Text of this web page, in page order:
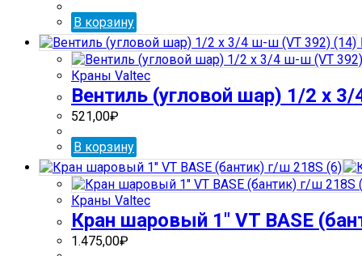
В корзину
Краны Valtec
Вентиль (угловой шар) 1/2 х
521,00₽
В корзину
Краны Valtec
Кран шаровый 1″ VT BASE
1.475,00₽